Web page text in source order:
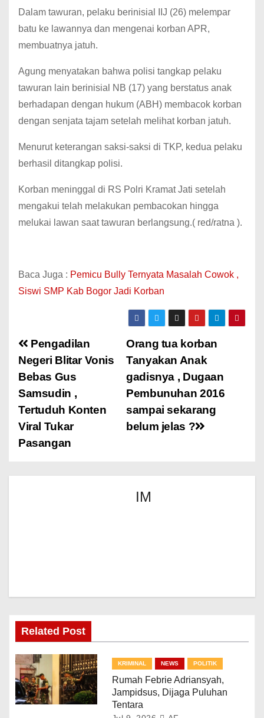
Dalam tawuran, pelaku berinisial IIJ (26) melempar
batu ke lawannya dan mengenai korban APR,
membuatnya jatuh.
Agung menyatakan bahwa polisi tangkap pelaku
tawuran lain berinisial NB (17) yang berstatus anak
berhadapan dengan hukum (ABH) membacok korban
dengan senjata tajam setelah melihat korban jatuh.
Menurut keterangan saksi-saksi di TKP, kedua pelaku
berhasil ditangkap polisi.
Korban meninggal di RS Polri Kramat Jati setelah
mengakui telah melakukan pembacokan hingga
melukai lawan saat tawuran berlangsung.( red/ratna ).
Baca Juga : Pemicu Bully Ternyata Masalah Cowok ,
Siswi SMP Kab Bogor Jadi Korban
Orang tua korban
Tanyakan Anak
gadisnya , Dugaan
Pembunuhan 2016
sampai sekarang
belum jelas ?
Pengadilan
Negeri Blitar Vonis
Bebas Gus
Samsudin ,
Tertuduh Konten
Viral Tukar
Pasangan
IM
Related Post
KRIMINAL NEWS POLITIK
Rumah Febrie Adriansyah,
Jampidsus, Dijaga Puluhan
Tentara